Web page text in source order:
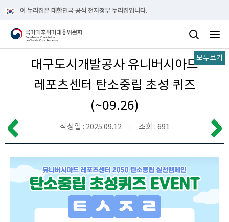
이 누리집은 대한민국 공식 전자정부 누리집입니다.
모두보기
대구도시개발공사 유니버시아드
레포츠센터 탄소중립 초성 퀴즈
(~09.26)
작성일 : 2025.09.12 조회 : 691